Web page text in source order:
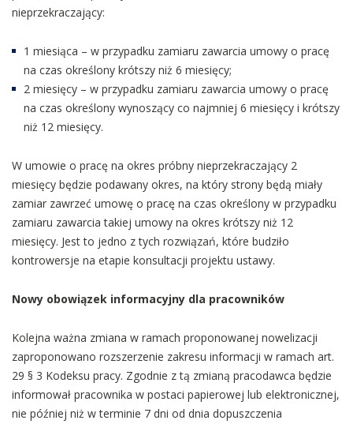
nieprzekraczający:
1 miesiąca – w przypadku zamiaru zawarcia umowy o pracę
na czas określony krótszy niż 6 miesięcy;
2 miesięcy – w przypadku zamiaru zawarcia umowy o pracę
na czas określony wynoszący co najmniej 6 miesięcy i krótszy
niż 12 miesięcy.
W umowie o pracę na okres próbny nieprzekraczający 2
miesięcy będzie podawany okres, na który strony będą miały
zamiar zawrzeć umowę o pracę na czas określony w przypadku
zamiaru zawarcia takiej umowy na okres krótszy niż 12
miesięcy. Jest to jedno z tych rozwiązań, które budziło
kontrowersje na etapie konsultacji projektu ustawy.
Nowy obowiązek informacyjny dla pracowników
Kolejna ważna zmiana w ramach proponowanej nowelizacji
zaproponowano rozszerzenie zakresu informacji w ramach art.
29 § 3 Kodeksu pracy. Zgodnie z tą zmianą pracodawca będzie
informował pracownika w postaci papierowej lub elektronicznej,
nie później niż w terminie 7 dni od dnia dopuszczenia